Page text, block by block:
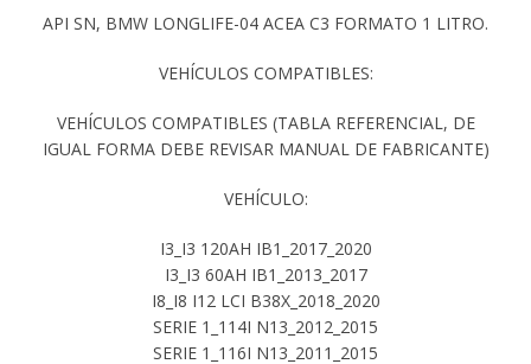
API SN, BMW LONGLIFE-04 ACEA C3 FORMATO 1 LITRO.
VEHÍCULOS COMPATIBLES:
VEHÍCULOS COMPATIBLES (TABLA REFERENCIAL, DE
IGUAL FORMA DEBE REVISAR MANUAL DE FABRICANTE)
VEHÍCULO:
I3_I3 120AH IB1_2017_2020
I3_I3 60AH IB1_2013_2017
I8_I8 I12 LCI B38X_2018_2020
SERIE 1_114I N13_2012_2015
SERIE 1_116I N13_2011_2015